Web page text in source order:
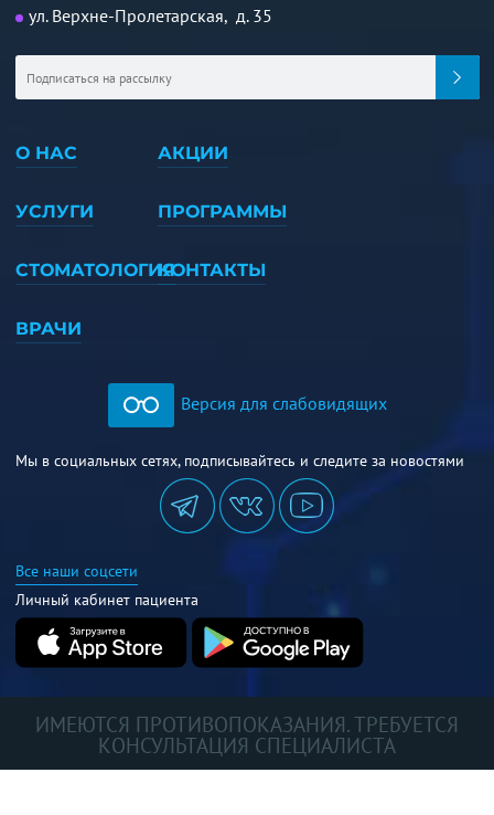
ул. Верхне-Пролетарская, д. 35
О НАС
УСЛУГИ
СТОМАТОЛОГИЯ
ВРАЧИ
АКЦИИ
ПРОГРАММЫ
КОНТАКТЫ
Версия для слабовидящих
Мы в социальных сетях, подписывайтесь и следите за новостями
Все наши соцсети
Личный кабинет пациента
ИМЕЮТСЯ ПРОТИВОПОКАЗАНИЯ. ТРЕБУЕТСЯ
КОНСУЛЬТАЦИЯ СПЕЦИАЛИСТА